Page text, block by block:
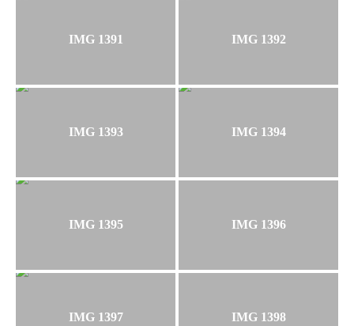
IMG 1391 IMG 1392
IMG 1393 IMG 1394
IMG 1395 IMG 1396
IMG 1397 IMG 1398